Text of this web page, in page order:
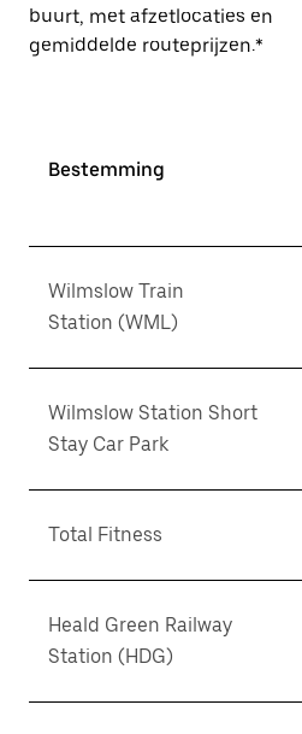
buurt, met afzetlocaties en
gemiddelde routeprijzen.*
Bestemming
Wilmslow Train
Station (WML)
Wilmslow Station Short
Stay Car Park
Total Fitness
Heald Green Railway
Station (HDG)